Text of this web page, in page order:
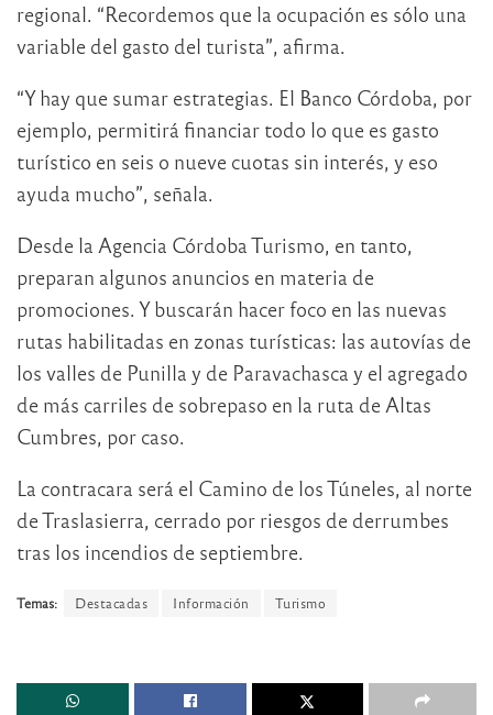
regional. “Recordemos que la ocupación es sólo una
variable del gasto del turista”, afirma.
“Y hay que sumar estrategias. El Banco Córdoba, por
ejemplo, permitirá financiar todo lo que es gasto
turístico en seis o nueve cuotas sin interés, y eso
ayuda mucho”, señala.
Desde la Agencia Córdoba Turismo, en tanto,
preparan algunos anuncios en materia de
promociones. Y buscarán hacer foco en las nuevas
rutas habilitadas en zonas turísticas: las autovías de
los valles de Punilla y de Paravachasca y el agregado
de más carriles de sobrepaso en la ruta de Altas
Cumbres, por caso.
La contracara será el Camino de los Túneles, al norte
de Traslasierra, cerrado por riesgos de derrumbes
tras los incendios de septiembre.
Temas: Destacadas Información Turismo